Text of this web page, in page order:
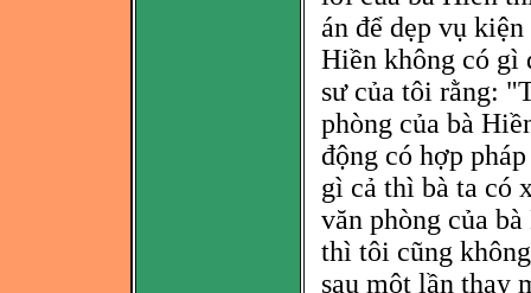
án để dẹp vụ
Hiền không có gì
sư của tôi rằng:
phòng của bà
động có hợp
gì cả thì bà ta có
văn phòng của
thì tôi cũng
sau một lần thay